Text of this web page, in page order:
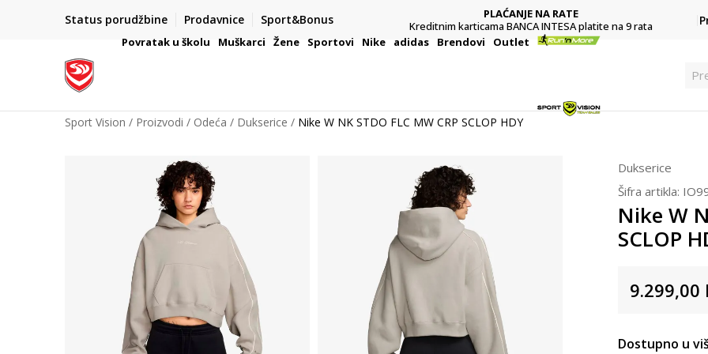
Status porudžbine Prodavnice Sport&Bonus
VAŽNO OBAVEŠTENJE ZA POTROŠAČE
PLAĆANJE NA RATE
Kreditnim karticama BANCA INTESA platite na 9 rata
Povratak u školu Muškarci Žene Sportovi Nike adidas Brendovi Outlet
Sport Vision Proizvodi Odeća Dukserice Nike W NK STDO FLC MW CRP SCLOP HDY
Dukserice
Šifra artikla:
Nike W
SCLOP
9.299,00
Dostupno u